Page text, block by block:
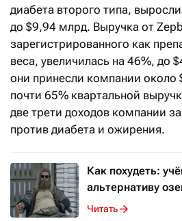
диабета второго типа,
до $9,94 млрд. Выручка от
зарегистрированного как
веса, увеличилась на 46%, до
они принесли компании около
почти 65% квартальной
две трети доходов компании
против диабета и ожирения.
Как похудеть:
альтернативу
Читать